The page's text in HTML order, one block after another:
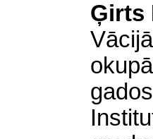
Ģirts